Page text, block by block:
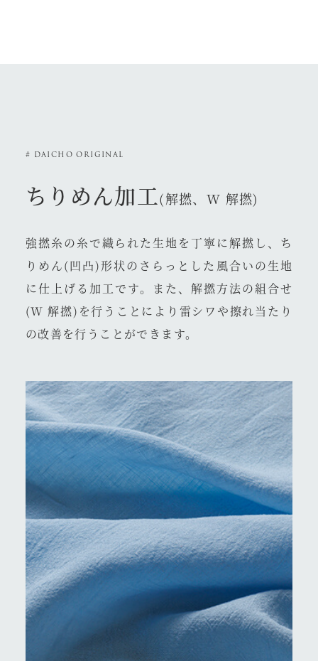
# DAICHO ORIGINAL
ちりめん加工(解撚、W 解撚)
強撚糸の糸で織られた生地を丁寧に解撚し、ち
りめん(凹凸)形状のさらっとした風合いの生地
に仕上げる加工です。また、解撚方法の組合せ
(W 解撚)を行うことにより雷シワや擦れ当たり
の改善を行うことができます。